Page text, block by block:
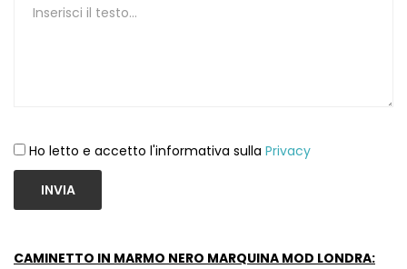
Ho letto e accetto l'informativa sulla Privacy
INVIA
CAMINETTO IN MARMO NERO MARQUINA MOD LONDRA: